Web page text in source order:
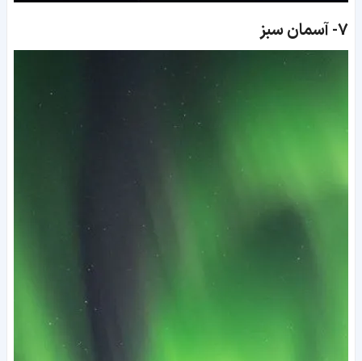
7- آسمان سبز